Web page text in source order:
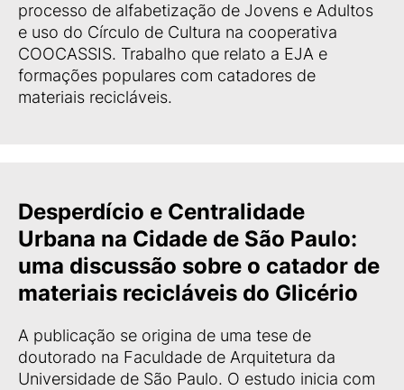
processo de alfabetização de Jovens e Adultos
e uso do Círculo de Cultura na cooperativa
COOCASSIS. Trabalho que relato a EJA e
formações populares com catadores de
materiais recicláveis.
Desperdício e Centralidade
Urbana na Cidade de São Paulo:
uma discussão sobre o catador de
materiais recicláveis do Glicério
A publicação se origina de uma tese de
doutorado na Faculdade de Arquitetura da
Universidade de São Paulo. O estudo inicia com